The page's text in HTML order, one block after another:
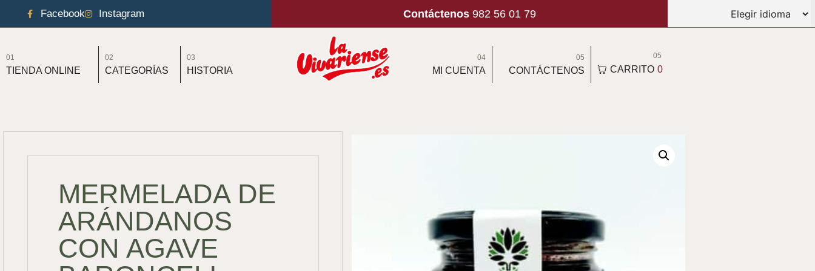
Facebook Instagram Contáctenos 982 56 01 79
01
TIENDA ONLINE
02
CATEGORÍAS
03
HISTORIA
04
MI CUENTA
05
CONTÁCTENOS
05
CARRITO 0
MERMELADA DE
ARÁNDANOS
CON AGAVE